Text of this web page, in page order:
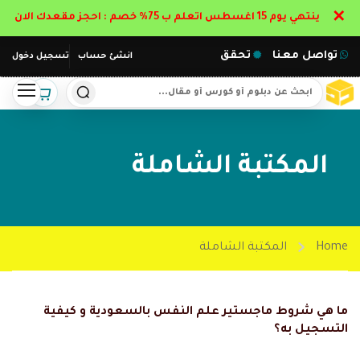
انشئ حساب تسجيل دخول تواصل معنا تحقق
المكتبة الشاملة
Home المكتبة الشاملة
ما هي شروط ماجستير علم النفس بالسعودية و كيفية
التسجيل به؟
ينتهي يوم 15 اغسطس اتعلم ب 75% خصم : احجز مقعدك الان ✕